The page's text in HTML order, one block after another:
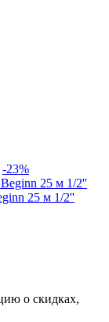
-23%
25 м 1/2''
о скидках,